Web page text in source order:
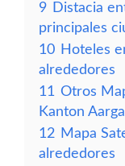
9 Distacia
principales
10 Hoteles
alrededores
11 Otros
Kanton
12 Mapa
alrededores